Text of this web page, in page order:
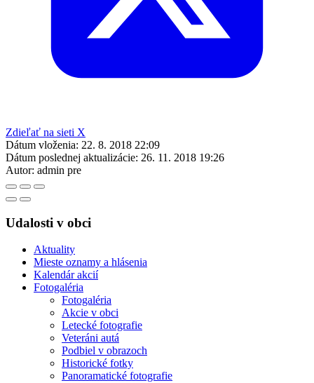
Zdieľať na sieti X
Dátum vloženia: 22. 8. 2018 22:09
Dátum poslednej aktualizácie: 26. 11. 2018 19:26
Autor: admin pre
Udalosti v obci
Aktuality
Mieste oznamy a hlásenia
Kalendár akcií
Fotogaléria
Fotogaléria
Akcie v obci
Letecké fotografie
Veteráni autá
Podbiel v obrazoch
Historické fotky
Panoramatické fotografie